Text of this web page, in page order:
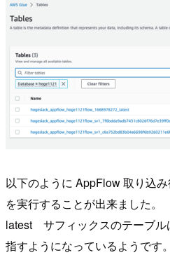
以下のように AppFlow 取り込
を実行することが出来ました。
latest サフィックスのテーブル
指すようになっているようです。